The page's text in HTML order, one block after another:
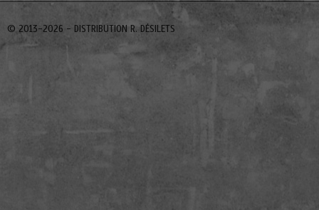
© 2013-2026 - DISTRIBUTION R. DÉSILETS